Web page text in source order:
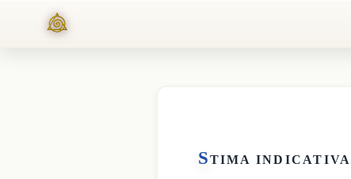
STIMA